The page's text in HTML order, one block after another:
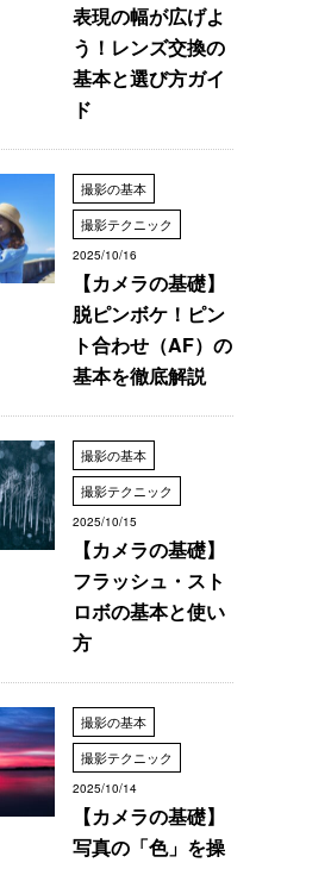
表現の幅が広げよ
う！レンズ交換の
基本と選び方ガイ
ド
撮影の基本
撮影テクニック
2025/10/16
【カメラの基礎】
脱ピンボケ！ピン
ト合わせ（AF）の
基本を徹底解説
撮影の基本
撮影テクニック
2025/10/15
【カメラの基礎】
フラッシュ・スト
ロボの基本と使い
方
撮影の基本
撮影テクニック
2025/10/14
【カメラの基礎】
写真の「色」を操